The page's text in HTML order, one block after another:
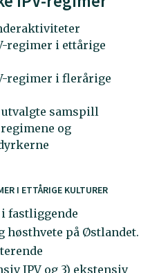
regimer i ettårige
regimer i flerårige
samspill
og
I ETTÅRIGE KULTURER
fastliggende
høsthvete på Østlandet.
IPV og 3) ekstensiv